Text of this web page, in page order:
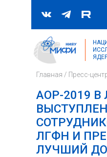
Форма
Поиск
Главная / Пресс-
АОР-2019 В
ЛГФН И
ЛУЧШИЙ